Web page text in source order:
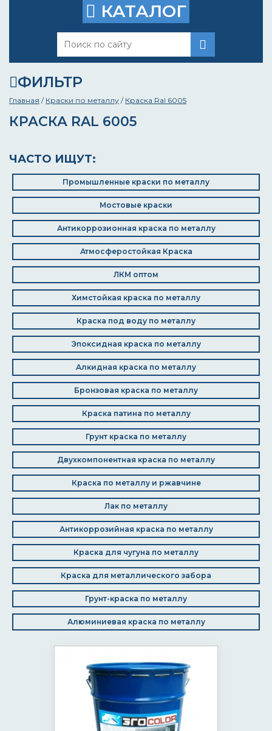
КАТАЛОГ
ФИЛЬТР
Главная / Краски по металлу / Краска Ral 6005
КРАСКА RAL 6005
ЧАСТО ИЩУТ:
Промышленные краски по металлу
Мостовые краски
Антикоррозионная краска по металлу
Атмосферостойкая Краска
ЛКМ оптом
Химстойкая краска по металлу
Краска под воду по металлу
Эпоксидная краска по металлу
Алкидная краска по металлу
Бронзовая краска по металлу
Краска патина по металлу
Грунт краска по металлу
Двухкомпонентная краска по металлу
Краска по металлу и ржавчине
Лак по металлу
Антикоррозийная краска по металлу
Краска для чугуна по металлу
Краска для металлического забора
Грунт-краска по металлу
Алюминиевая краска по металлу